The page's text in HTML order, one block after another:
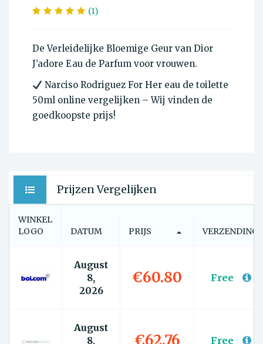
(1)
De Verleidelijke Bloemige Geur van Dior
J’adore Eau de Parfum voor vrouwen.
Narciso Rodriguez For Her eau de toilette
50ml online vergelijken – Wij vinden de
goedkoopste prijs!
Prijzen Vergelijken
WINKEL
LOGO
DATUM PRIJS VERZENDING
August
8,
2026
€60.80 Free
August
8,
€62.76 Free